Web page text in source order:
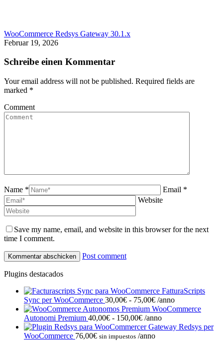
WooCommerce Redsys Gateway 30.1.x
Februar 19, 2026
Schreibe einen Kommentar
Your email address will not be published. Required fields are
marked *
Comment
Name *
Email *
Website
Save my name, email, and website in this browser for the next
time I comment.
Post comment
Plugins destacados
FatturaScripts
Sync per WooCommerce 30,00€ - 75,00€Fascia
di
prezzo:
da
30,00€
/anno
WooCommerce
Autonomi Premium 40,00€ - 150,00€Fascia
di
prezzo:
/anno
Gateway Redsys per
WooCommerce 76,00€ sin impuestos /anno